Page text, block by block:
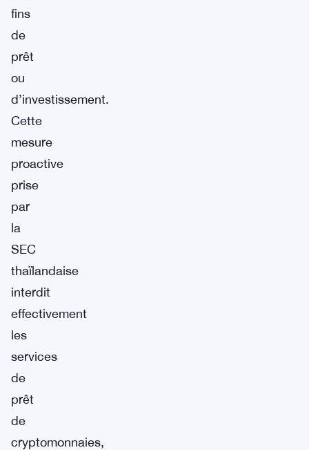
fins
de
prêt
ou
d’investissement.
Cette
mesure
proactive
prise
par
la
SEC
thaïlandaise
interdit
effectivement
les
services
de
prêt
de
cryptomonnaies,